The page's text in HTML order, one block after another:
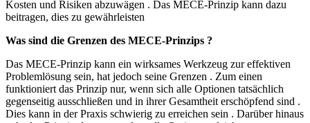
Kosten und Risiken abzuwägen . Das MECE-Prinzip kann dazu
beitragen, dies zu gewährleisten
Was sind die Grenzen des MECE-Prinzips ?
Das MECE-Prinzip kann ein wirksames Werkzeug zur effektiven
Problemlösung sein, hat jedoch seine Grenzen . Zum einen
funktioniert das Prinzip nur, wenn sich alle Optionen tatsächlich
gegenseitig ausschließen und in ihrer Gesamtheit erschöpfend sind .
Dies kann in der Praxis schwierig zu erreichen sein . Darüber hinaus